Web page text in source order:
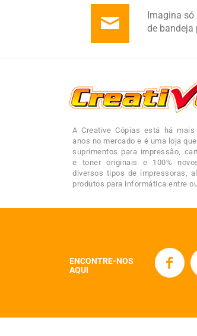
Imagina
de bandeja
A Creative Cópias está há
anos no mercado e é uma loja
suprimentos para impressão,
e toner originais e 100%
diversos tipos de impressoras,
produtos para informática entre
ENCONTRE-NOS
AQUI